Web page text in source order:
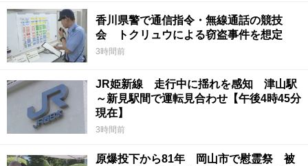
香川県警で通信指令・無線通話の競技
会 トクリュウによる窃盗事件を想定
3時間前
JR姫新線 走行中に揺れを感知 津山駅
～新見駅間で運転見合わせ【午後4時45分
現在】
3時間前
原爆投下から81年 岡山市で慰霊祭 被